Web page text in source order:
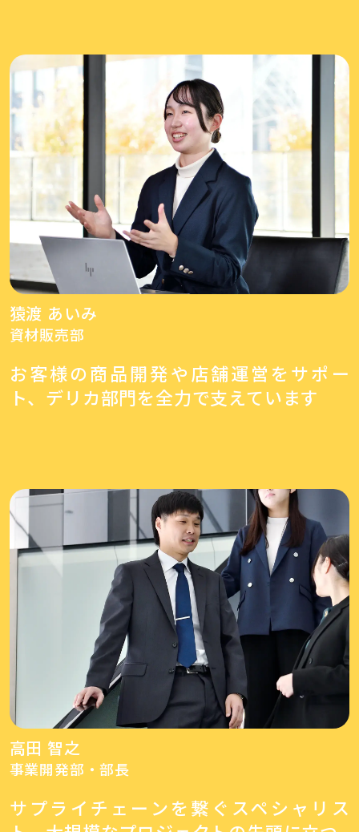
猿渡 あいみ
資材販売部
お客様の商品開発や店舗運営をサポー
ト、デリカ部門を全力で支えています
高田 智之
事業開発部・部長
サプライチェーンを繋ぐスペシャリス